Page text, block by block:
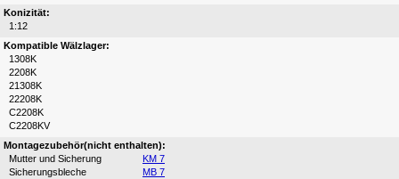
Konizität:
1:12
Kompatible Wälzlager:
1308K
2208K
21308K
22208K
C2208K
C2208KV
Montagezubehör(nicht enthalten):
Mutter und Sicherung
KM 7
Sicherungsbleche
MB 7